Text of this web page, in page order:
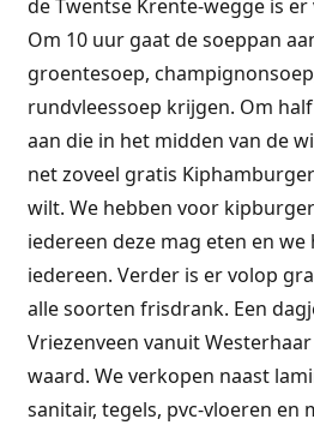
de Twentse Krente-wegge is
Om 10 uur gaat de soeppan
groentesoep,
rundvleessoep krijgen. Om
aan die in het midden van de
net zoveel gratis
wilt. We hebben voor
iedereen deze mag eten en
iedereen. Verder is er volop
alle soorten frisdrank. Een
Vriezenveen vanuit
waard. We verkopen naast
sanitair, tegels, pvc-vloeren en